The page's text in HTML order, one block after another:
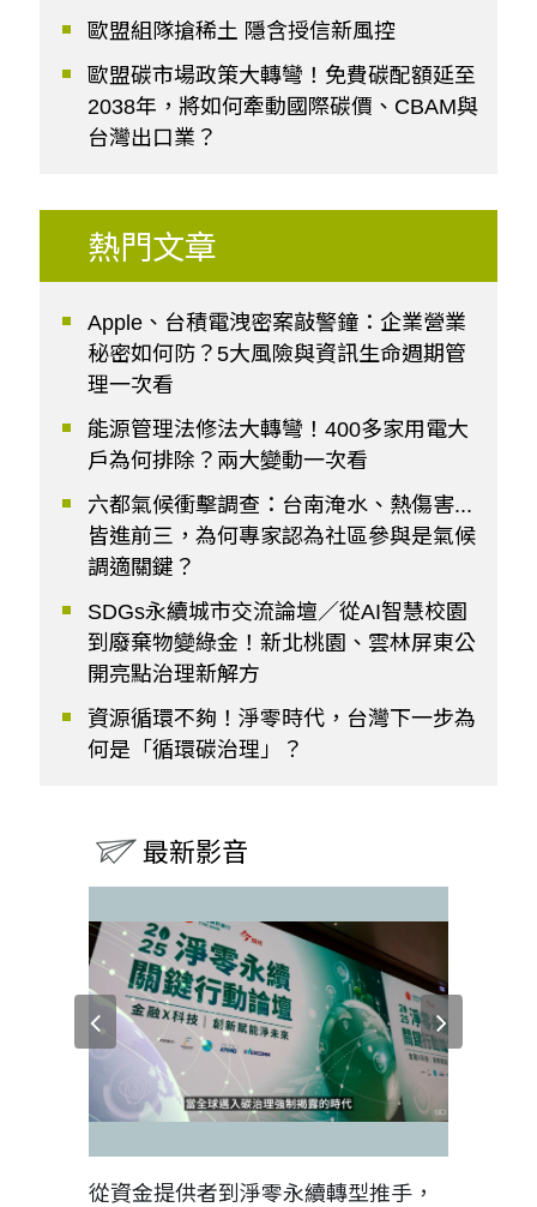
歐盟組隊搶稀土 隱含授信新風控
歐盟碳市場政策大轉彎！免費碳配額延至
2038年，將如何牽動國際碳價、CBAM與
台灣出口業？
熱門文章
Apple、台積電洩密案敲警鐘：企業營業
秘密如何防？5大風險與資訊生命週期管
理一次看
能源管理法修法大轉彎！400多家用電大
戶為何排除？兩大變動一次看
六都氣候衝擊調查：台南淹水、熱傷害...
皆進前三，為何專家認為社區參與是氣候
調適關鍵？
SDGs永續城市交流論壇／從AI智慧校園
到廢棄物變綠金！新北桃園、雲林屏東公
開亮點治理新解方
資源循環不夠！淨零時代，台灣下一步為
何是「循環碳治理」？
最新影音
從資金提供者到淨零永續轉型推手，